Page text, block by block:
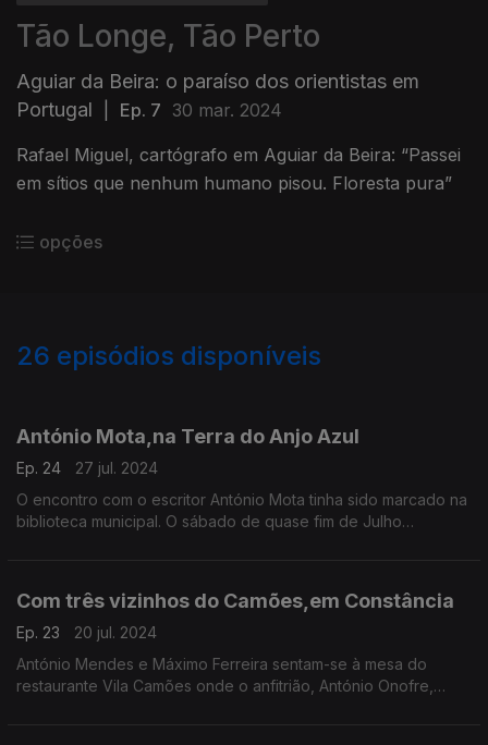
Tão Longe, Tão Perto
Aguiar da Beira: o paraíso dos orientistas em
Portugal
Ep. 7 30 mar. 2024
Rafael Miguel, cartógrafo em Aguiar da Beira: “Passei
em sítios que nenhum humano pisou. Floresta pura”
opções
26 episódios disponíveis
António Mota,na Terra do Anjo Azul
Ep. 24
27 jul. 2024
O encontro com o escritor António Mota tinha sido marcado na
biblioteca municipal. O sábado de quase fim de Julho
Com três vizinhos do Camões,em Constância
Ep. 23
20 jul. 2024
António Mendes e Máximo Ferreira sentam-se à mesa do
restaurante Vila Camões onde o anfitrião, António Onofre,